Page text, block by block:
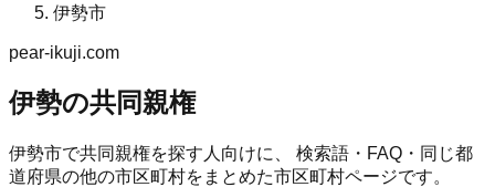
伊勢市
pear-ikuji.com
伊勢の共同親権
伊勢市で共同親権を探す人向けに、 検索語・FAQ・同じ都
道府県の他の市区町村をまとめた市区町村ページです。